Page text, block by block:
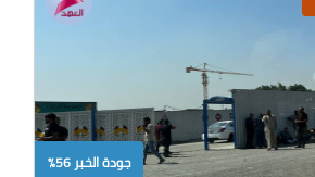
جودة الخبر 56%